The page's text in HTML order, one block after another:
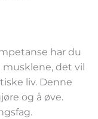
har du
det vil
liv. Denne
og å øve.